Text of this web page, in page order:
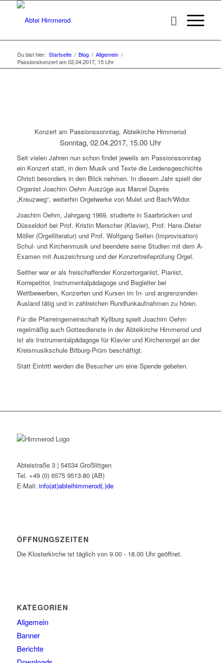
Du bist hier: Startseite / Blog / Allgemein /
Passionskonzert am 02.04.2017, 15 Uhr
Konzert am Passionssonntag, Abteikirche Himmerod
Sonntag, 02.04.2017, 15.00 Uhr
Seit vielen Jahren nun schon findet jeweils am Passionssonntag
ein Konzert statt, in dem Musik und Texte die Leidensgeschichte
Christi besonders in den Blick nehmen. In diesem Jahr spielt der
Organist Joachim Oehm Auszüge aus Marcel Duprés
„Kreuzweg“, weiterhin Orgelwerke von Mulet und Bach/Widor.
Joachim Oehm, Jahrgang 1969, studierte in Saarbrücken und
Düsseldorf bei Prof. Kristin Merscher (Klavier), Prof. Hans-Dieter
Möller (Orgelliteratur) und Prof. Wolfgang Seifen (Improvisation)
Schul- und Kirchenmusik und beendete seine Studien mit dem A-
Examen mit Auszeichnung und der Konzertreifeprüfung Orgel.
Seither war er als freischaffender Konzertorganist, Pianist,
Korrepetitor, Instrumentalpädagoge und Begleiter bei
Wettbewerben, Konzerten und Kursen im In- und angrenzenden
Ausland tätig und in zahlreichen Rundfunkaufnahmen zu hören.
Für die Pfarreingemeinschaft Kyllburg spielt Joachim Oehm
regelmäßig auch Gottesdienste in der Abteikirche Himmerod und
ist als Instrumentalpädagoge für Klavier und Kirchenorgel an der
Kreismusikschule Bitburg-Prüm beschäftigt.
Statt Eintritt werden die Besucher um eine Spende gebeten.
Abteistraße 3 | 54534 Großlittgen
Tel. +49 (0) 6575 9513-80 (AB)
E-Mail: info(at)abteihimmerod(.)de
ÖFFNUNGSZEITEN
Die Klosterkirche ist täglich von 9.00 - 18.00 Uhr geöffnet.
KATEGORIEN
Allgemein
Banner
Berichte